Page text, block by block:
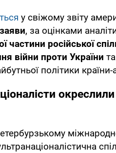
у свіжому звіту
заяви, за оцінками
частини російської
війни проти України
політики країни-